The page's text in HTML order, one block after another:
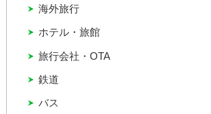
バス
ホテル・旅館
旅行会社・OTA
海外旅行
鉄道